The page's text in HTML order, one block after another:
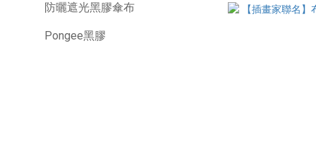
防曬遮光黑膠傘布
Pongee黑膠